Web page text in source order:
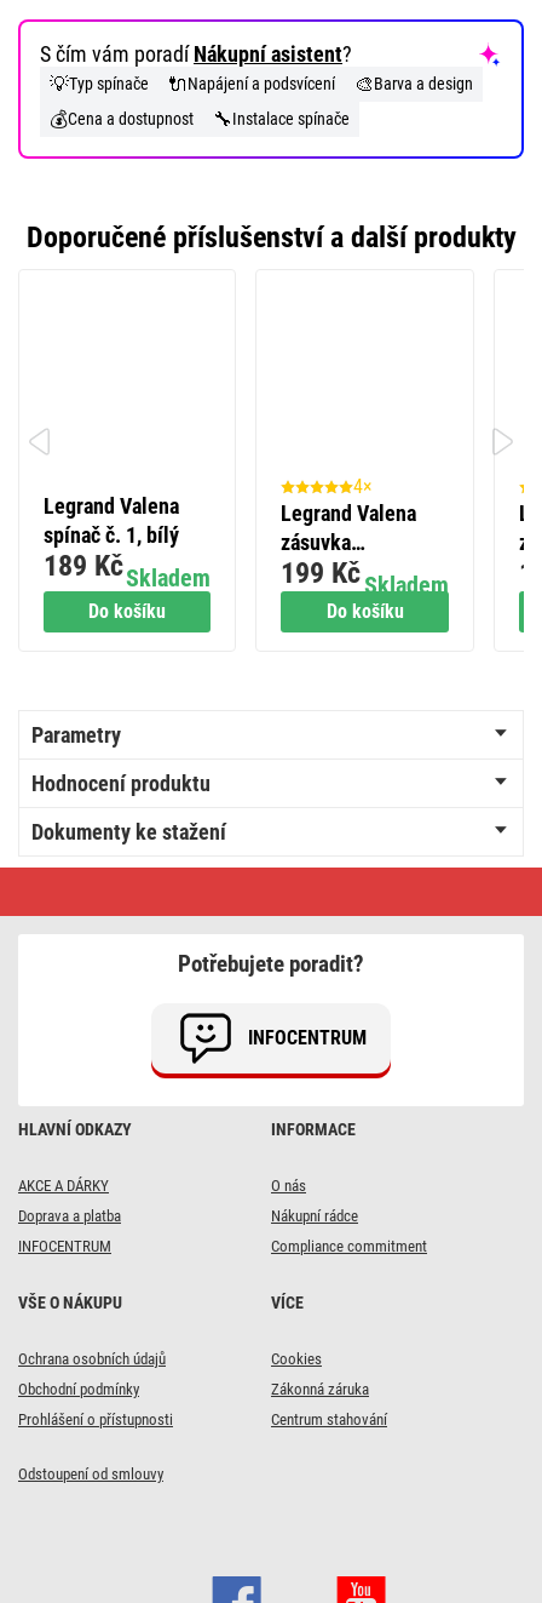
S čím vám poradíNákupní asistent?
💡Typ spínače 🔌Napájení a podsvícení 🎨Barva a design
💰Cena a dostupnost 🔧Instalace spínače
Doporučené příslušenství a další produkty
Do košíku
Legrand Valena
spínač č. 1, bílý
Skladem
189 Kč
Do košíku
4×
Legrand Valena
zásuvka
jednonásobná, bílá
Skladem
199 Kč
Parametry
Hodnocení produktu
Dokumenty ke stažení
HLAVNÍ ODKAZY
AKCE A DÁRKY
Doprava a platba
INFOCENTRUM
INFORMACE
O nás
Nákupní rádce
Compliance commitment
VŠE O NÁKUPU
Ochrana osobních údajů
Obchodní podmínky
Prohlášení o přístupnosti
VÍCE
Cookies
Zákonná záruka
Centrum stahování
Odstoupení od smlouvy
Potřebujete poradit?
INFOCENTRUM